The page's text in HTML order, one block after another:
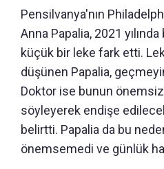
Pensilvanya'nın
Anna Papalia, 2021
küçük bir leke fark etti.
düşünen Papalia,
Doktor ise bunun
söyleyerek endişe
belirtti. Papalia da bu
önemsemedi ve günlük